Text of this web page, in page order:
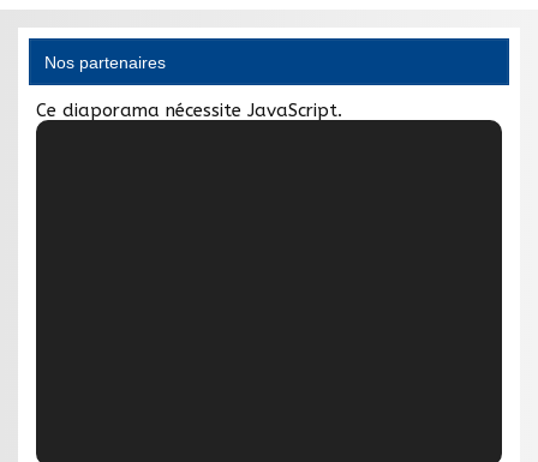
Nos partenaires
Ce diaporama nécessite JavaScript.